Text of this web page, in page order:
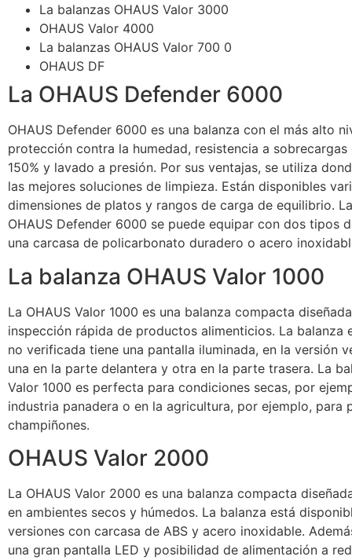
La balanzas OHAUS Valor 3000
OHAUS Valor 4000
La balanzas OHAUS Valor 700 0
OHAUS DF
La OHAUS Defender 6000
OHAUS Defender 6000 es una balanza con el más alto
protección contra la humedad, resistencia a sobrecargas
150% y lavado a presión. Por sus ventajas, se utiliza
las mejores soluciones de limpieza. Están disponibles
dimensiones de platos y rangos de carga de equilibrio.
OHAUS Defender 6000 se puede equipar con dos tipos
una carcasa de policarbonato duradero o acero
La balanza OHAUS Valor 1000
La OHAUS Valor 1000 es una balanza compacta
inspección rápida de productos alimenticios. La balanza
no verificada tiene una pantalla iluminada, en la versión
una en la parte delantera y otra en la parte trasera. La
Valor 1000 es perfecta para condiciones secas, por
industria panadera o en la agricultura, por ejemplo, para
champiñones.
OHAUS Valor 2000
La OHAUS Valor 2000 es una balanza compacta
en ambientes secos y húmedos. La balanza está
versiones con carcasa de ABS y acero inoxidable.
una gran pantalla LED y posibilidad de alimentación a